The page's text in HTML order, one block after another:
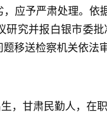
应予严肃处理。
究并报白银市委
移送检察机关依法
甘肃民勤人，在职